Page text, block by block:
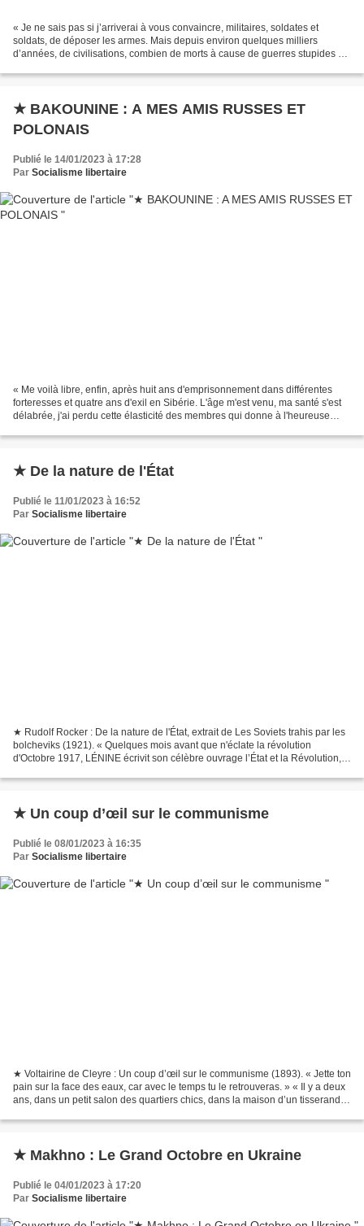
« Je ne sais pas si j’arriverai à vous convaincre, militaires, soldates et
soldats, de déposer les armes. Mais depuis environ quelques milliers
d’années, de civilisations, combien de morts à cause de guerres stupides et
★ BAKOUNINE : A MES AMIS RUSSES ET
POLONAIS
Publié le 14/01/2023 à 17:28
Par Socialisme libertaire
« Me voilà libre, enfin, après huit ans d'emprisonnement dans différentes
forteresses et quatre ans d'exil en Sibérie. L'âge m'est venu, ma santé s'est
délabrée, j'ai perdu cette élasticité des membres qui donne à l'heureuse
★ De la nature de l'État
Publié le 11/01/2023 à 16:52
Par Socialisme libertaire
★ Rudolf Rocker : De la nature de l'État, extrait de Les Soviets trahis par les
bolcheviks (1921). « Quelques mois avant que n'éclate la révolution
d'Octobre 1917, LÉNINE écrivit son célèbre ouvrage l’État et la Révolution,
★ Un coup d’œil sur le communisme
Publié le 08/01/2023 à 16:35
Par Socialisme libertaire
★ Voltairine de Cleyre : Un coup d’œil sur le communisme (1893). « Jette ton
pain sur la face des eaux, car avec le temps tu le retrouveras. » « Il y a deux
ans, dans un petit salon des quartiers chics, dans la maison d’un tisserand
★ Makhno : Le Grand Octobre en Ukraine
Publié le 04/01/2023 à 17:20
Par Socialisme libertaire